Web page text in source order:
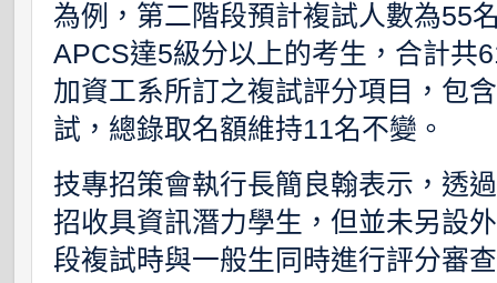
為例，第二階段預計複試人數為55
APCS達5級分以上的考生，合計共
加資工系所訂之複試評分項目，包
試，總錄取名額維持11名不變。
技專招策會執行長簡良翰表示，透
招收具資訊潛力學生，但並未另設
段複試時與一般生同時進行評分審